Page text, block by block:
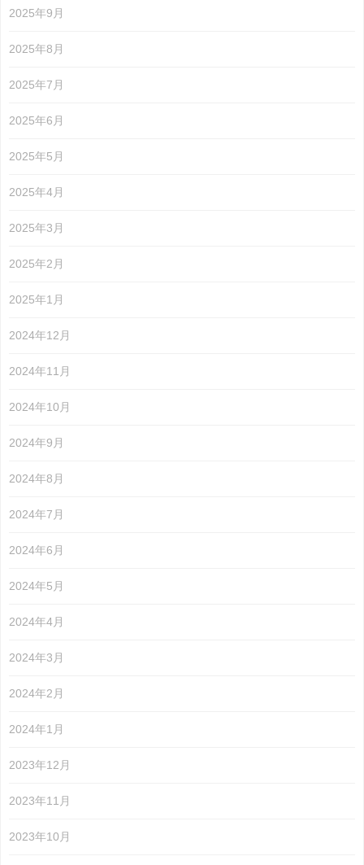
2025年9月
2025年8月
2025年7月
2025年6月
2025年5月
2025年4月
2025年3月
2025年2月
2025年1月
2024年12月
2024年11月
2024年10月
2024年9月
2024年8月
2024年7月
2024年6月
2024年5月
2024年4月
2024年3月
2024年2月
2024年1月
2023年12月
2023年11月
2023年10月